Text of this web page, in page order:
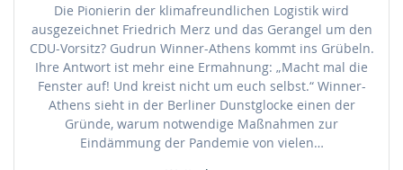
Die Pionierin der klimafreundlichen Logistik wird
ausgezeichnet Friedrich Merz und das Gerangel um den
CDU-Vorsitz? Gudrun Winner-Athens kommt ins Grübeln.
Ihre Antwort ist mehr eine Ermahnung: „Macht mal die
Fenster auf! Und kreist nicht um euch selbst.“ Winner-
Athens sieht in der Berliner Dunstglocke einen der
Gründe, warum notwendige Maßnahmen zur
Eindämmung der Pandemie von vielen…